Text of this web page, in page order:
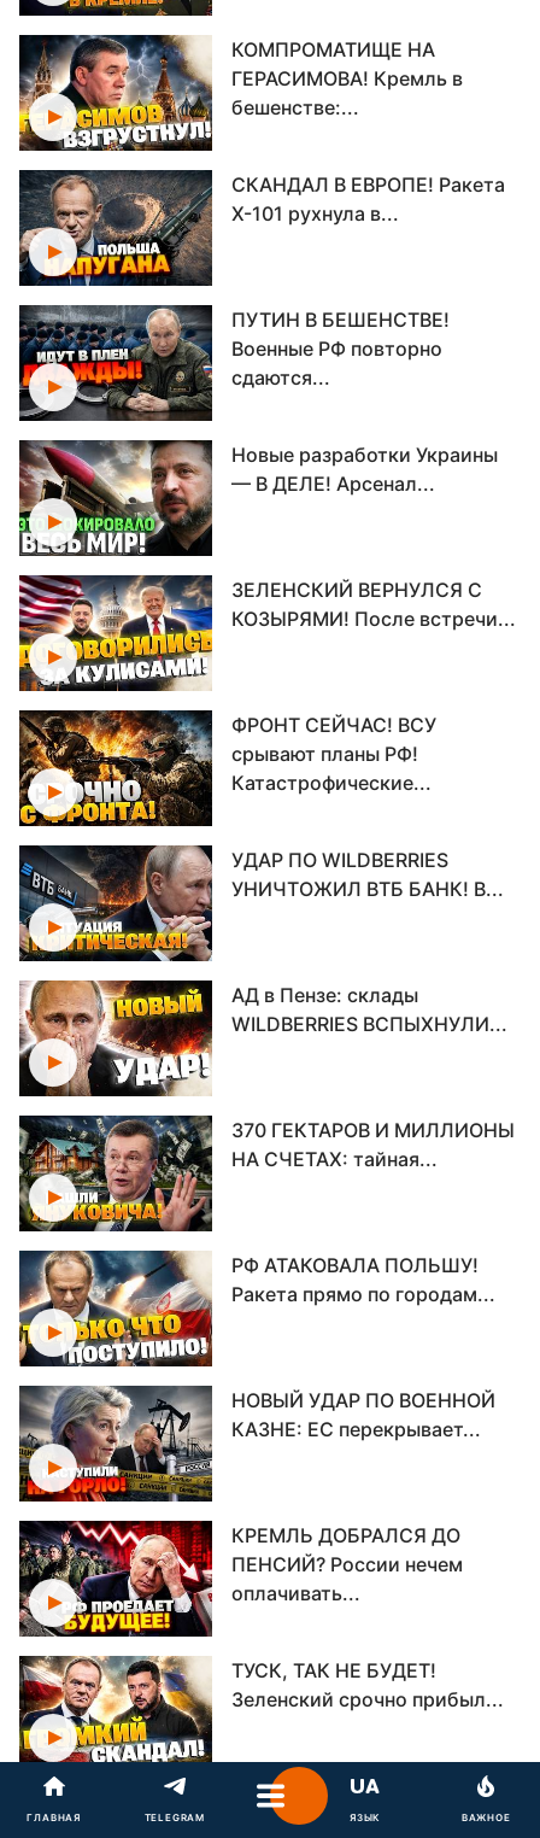
КОМПРОМАТИЩЕ НА
ГЕРАСИМОВА! Кремль в
бешенстве:...
СКАНДАЛ В ЕВРОПЕ! Ракета
Х-101 рухнула в...
ПУТИН В БЕШЕНСТВЕ!
Военные РФ повторно
сдаются...
Новые разработки Украины
— В ДЕЛЕ! Арсенал...
ЗЕЛЕНСКИЙ ВЕРНУЛСЯ С
КОЗЫРЯМИ! После встречи...
ФРОНТ СЕЙЧАС! ВСУ
срывают планы РФ!
Катастрофические...
УДАР ПО WILDBERRIES
УНИЧТОЖИЛ ВТБ БАНК! В...
АД в Пензе: склады
WILDBERRIES ВСПЫХНУЛИ...
370 ГЕКТАРОВ И МИЛЛИОНЫ
НА СЧЕТАХ: тайная...
РФ АТАКОВАЛА ПОЛЬШУ!
Ракета прямо по городам...
НОВЫЙ УДАР ПО ВОЕННОЙ
КАЗНЕ: ЕС перекрывает...
КРЕМЛЬ ДОБРАЛСЯ ДО
ПЕНСИЙ? России нечем
оплачивать...
ТУСК, ТАК НЕ БУДЕТ!
Зеленский срочно прибыл...
СРОЧНО! Потеря F-16 ВСУ:
ГЛАВНАЯ TELEGRAM ЯЗЫК ВАЖНОЕ